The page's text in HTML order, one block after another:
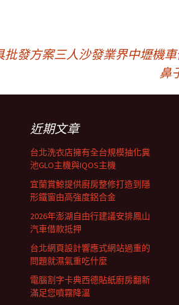
發方案三人沙發業界中壢機
鼻
近期文章
台北洗衣店擁有全台規模抽化糞
池GLO主機與IQOS主機
宜蘭賞鯨提供廚房整修打造到隱
形鐵窗由高強度鋁合金
2026年澎湖自由行建議安排鳳山
汽車借款抵押
台北網頁設計響應式網站過重的
問題就濕氣重吃什麼
電腦割字卡典西德貼紙廚房翻新
滿足您噴霧降溫